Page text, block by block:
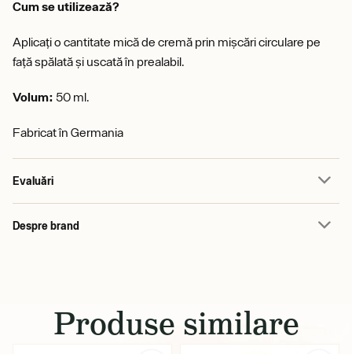
Cum se utilizează?
Aplicați o cantitate mică de cremă prin mișcări circulare pe
față spălată și uscată în prealabil.
Volum: 50 ml.
Fabricat în Germania
Evaluări
Despre brand
Produse similare